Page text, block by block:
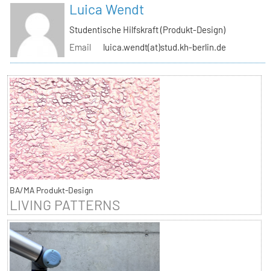
Luica Wendt
Studentische Hilfskraft (Produkt-Design)
Email
luica.wendt(at)stud.kh-berlin.de
BA/MA Produkt-Design
LIVING PATTERNS